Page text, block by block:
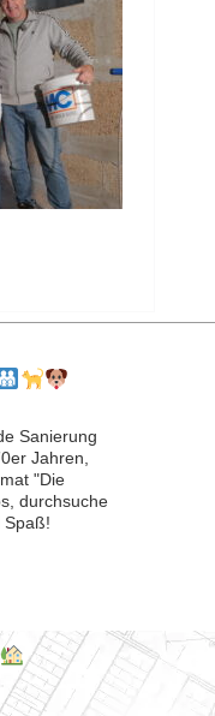
Sanierung
Jahren,
"Die
durchsuche
Spaß!